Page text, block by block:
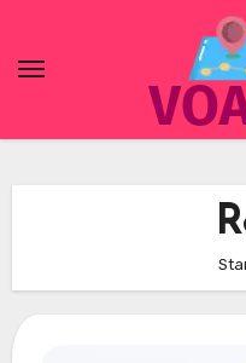
content